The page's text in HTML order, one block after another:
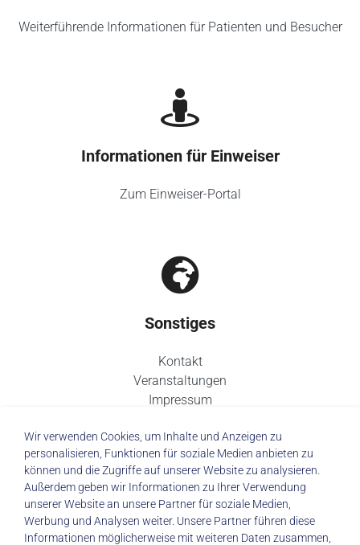
Weiterführende Informationen für Patienten und Besucher
Informationen für Einweiser
Zum Einweiser-Portal
Sonstiges
Kontakt
Veranstaltungen
Impressum
© 2026 Städtisches Klinikum Dresden
Wir verwenden Cookies, um Inhalte und Anzeigen zu
personalisieren, Funktionen für soziale Medien anbieten zu
können und die Zugriffe auf unserer Website zu analysieren.
Außerdem geben wir Informationen zu Ihrer Verwendung
unserer Website an unsere Partner für soziale Medien,
Werbung und Analysen weiter. Unsere Partner führen diese
Informationen möglicherweise mit weiteren Daten zusammen,